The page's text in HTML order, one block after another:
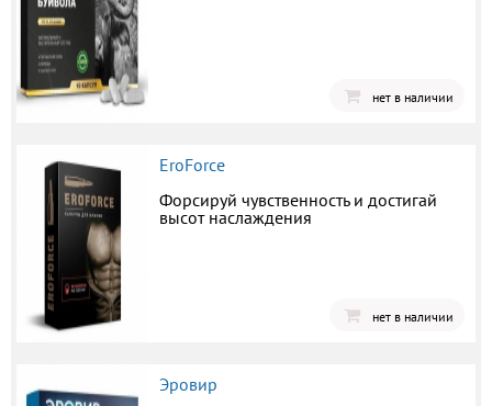
нет в наличии
EroForce
Форсируй чувственность и достигай
высот наслаждения
нет в наличии
Эровир